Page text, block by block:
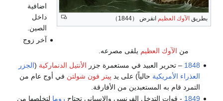
بطريق الآوك العظيم انقرض （1844）
اضافية
داخل
الصين.
آخر زوج
من الآوك العظيم يلقى مصرعه.
1848 – تحرير العبيد في مستعمرة جزر الأنتيل الدنماركية (الجزر
العذراء الأمريكية حالياً) على يد پيتر فون شولتن في أوج عام من
التمرد قام به المستعبدين من الأفارقة.
1849 - قوات التدخل الفرنسي والاسباني تجتاح روما لتخلصها من